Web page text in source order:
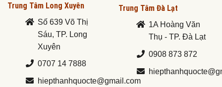
Trung Tâm Long Xuyên
Số 639 Võ Thị
Sáu, TP. Long
Xuyên
0707 14 7888
hiepthanhquocte@gmail.com
Trung Tâm Đà Lạt
1A Hoàng Văn
Thụ - TP. Đà Lạt
0908 873 872